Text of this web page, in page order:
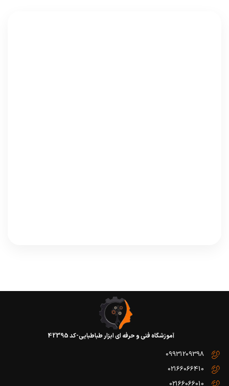
آموزشگاه فنی و حرفه ای ابزار طباطبایی-کد 42395
09931209398
02166066410
02166066010